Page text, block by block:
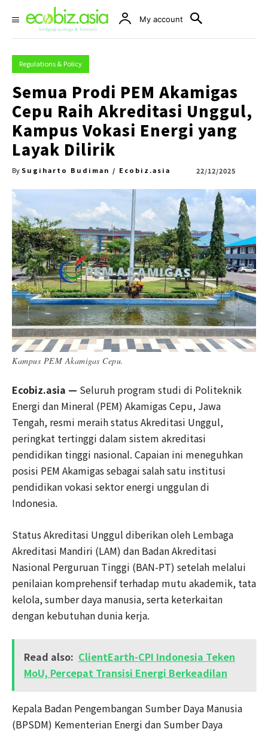
My account
Regulations & Policy
Semua Prodi PEM Akamigas
Cepu Raih Akreditasi Unggul,
Kampus Vokasi Energi yang
Layak Dilirik
By Sugiharto Budiman / Ecobiz.asia 22/12/2025
Kampus PEM Akamigas Cepu.
Ecobiz.asia — Seluruh program studi di Politeknik
Energi dan Mineral (PEM) Akamigas Cepu, Jawa
Tengah, resmi meraih status Akreditasi Unggul,
peringkat tertinggi dalam sistem akreditasi
pendidikan tinggi nasional. Capaian ini meneguhkan
posisi PEM Akamigas sebagai salah satu institusi
pendidikan vokasi sektor energi unggulan di
Indonesia.
Status Akreditasi Unggul diberikan oleh Lembaga
Akreditasi Mandiri (LAM) dan Badan Akreditasi
Nasional Perguruan Tinggi (BAN-PT) setelah melalui
penilaian komprehensif terhadap mutu akademik, tata
kelola, sumber daya manusia, serta keterkaitan
dengan kebutuhan dunia kerja.
Read also: ClientEarth-CPI Indonesia Teken
MoU, Percepat Transisi Energi Berkeadilan
Kepala Badan Pengembangan Sumber Daya Manusia
(BPSDM) Kementerian Energi dan Sumber Daya